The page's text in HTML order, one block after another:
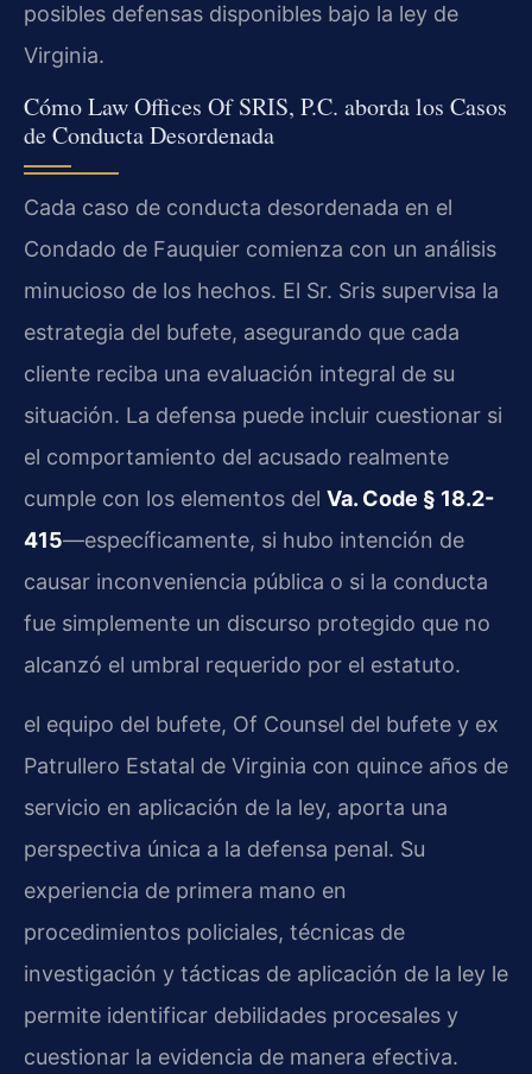
posibles defensas disponibles bajo la ley de
Virginia.
Cómo Law Offices Of SRIS, P.C. aborda los Casos
de Conducta Desordenada
Cada caso de conducta desordenada en el
Condado de Fauquier comienza con un análisis
minucioso de los hechos. El Sr. Sris supervisa la
estrategia del bufete, asegurando que cada
cliente reciba una evaluación integral de su
situación. La defensa puede incluir cuestionar si
el comportamiento del acusado realmente
cumple con los elementos del Va. Code § 18.2-
415—específicamente, si hubo intención de
causar inconveniencia pública o si la conducta
fue simplemente un discurso protegido que no
alcanzó el umbral requerido por el estatuto.
el equipo del bufete, Of Counsel del bufete y ex
Patrullero Estatal de Virginia con quince años de
servicio en aplicación de la ley, aporta una
perspectiva única a la defensa penal. Su
experiencia de primera mano en
procedimientos policiales, técnicas de
investigación y tácticas de aplicación de la ley le
permite identificar debilidades procesales y
cuestionar la evidencia de manera efectiva.